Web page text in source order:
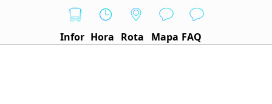
Infor Hora Rota Mapa FAQ